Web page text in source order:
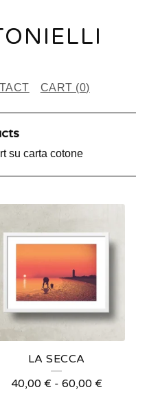
CART (0)
su carta cotone
LA SECCA
40,00 € - 60,00 €